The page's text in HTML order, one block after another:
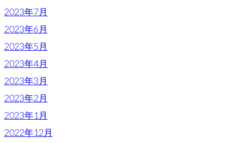
2023年7月
2023年6月
2023年5月
2023年4月
2023年3月
2023年2月
2023年1月
2022年12月